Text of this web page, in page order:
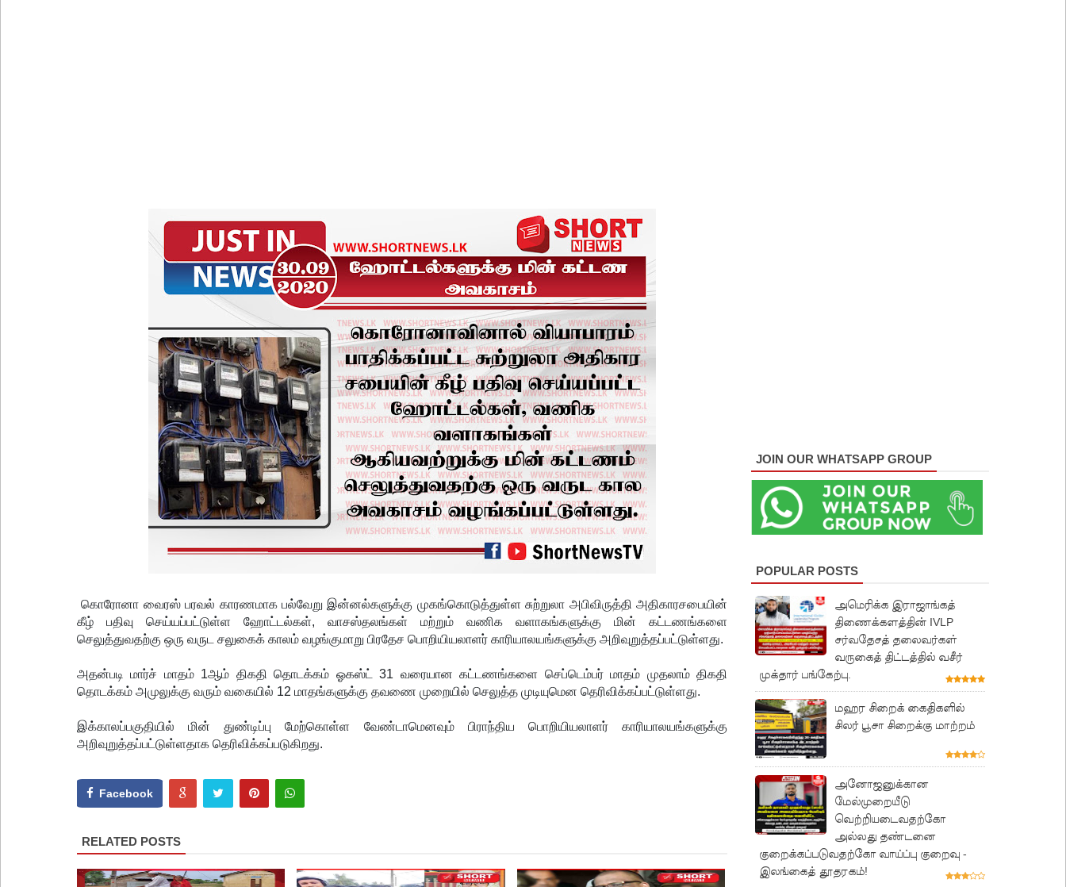
வர்த்தமானியில் வெளியானது 22வது அரசியலமைப்புத் திருத்தச் சட்டமூலம்!
கொரோனா வைரஸ் பரவல் காரணமாக பல்வேறு இன்னல்களுக்கு முகங்கொடுத்துள்ள சுற்றுலா அபிவிருத்தி அதிகாரசபையின்
கீழ் பதிவு செய்யப்பட்டுள்ள ஹோட்டல்கள், வாசஸ்தலங்கள் மற்றும் வணிக வளாகங்களுக்கு மின் கட்டணங்களை
செலுத்துவதற்கு ஒரு வருட சலுகைக் காலம் வழங்குமாறு பிரதேச பொறியியலாளர் காரியாலயங்களுக்கு அறிவுறுத்தப்பட்டுள்ளது.
அதன்படி மார்ச் மாதம் 1ஆம் திகதி தொடக்கம் ஓகஸ்ட் 31 வரையான கட்டணங்களை செப்டெம்பர் மாதம் முதலாம் திகதி
தொடக்கம் அமுலுக்கு வரும் வகையில் 12 மாதங்களுக்கு தவணை முறையில் செலுத்த முடியுமென தெரிவிக்கப்பட்டுள்ளது.
இக்காலப்பகுதியில் மின் துண்டிப்பு மேற்கொள்ள வேண்டாமெனவும் பிராந்திய பொறியியலாளர் காரியாலயங்களுக்கு
அறிவுறுத்தப்பட்டுள்ளதாக தெரிவிக்கப்படுகிறது.
Facebook
RELATED POSTS
JOIN OUR WHATSAPP GROUP
POPULAR POSTS
அமெரிக்க இராஜாங்கத்
திணைக்களத்தின் IVLP
சர்வதேசத் தலைவர்கள்
வருகைத் திட்டத்தில் வசீர்
முக்தார் பங்கேற்பு.
மஹர சிறைக் கைதிகளில்
சிலர் பூசா சிறைக்கு மாற்றம்
அனோஜனுக்கான
மேல்முறையீடு
வெற்றியடைவதற்கோ
அல்லது தண்டனை
குறைக்கப்படுவதற்கோ வாய்ப்பு குறைவு -
இலங்கைத் தூதரகம்!